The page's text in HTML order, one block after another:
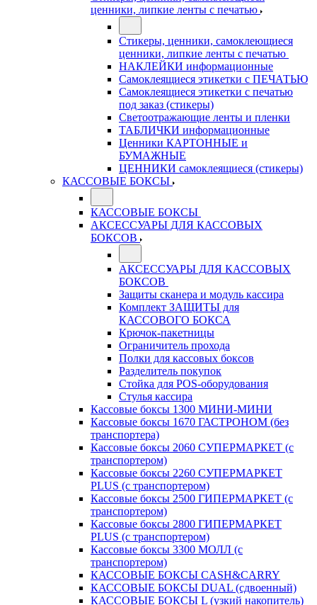
ценники, липкие ленты с печатью
Стикеры, ценники, самоклеющиеся
ценники, липкие ленты с печатью
НАКЛЕЙКИ информационные
Самоклеящиеся этикетки с ПЕЧАТЬЮ
Самоклеящиеся этикетки с печатью
под заказ (стикеры)
Светоотражающие ленты и пленки
ТАБЛИЧКИ информационные
Ценники КАРТОННЫЕ и
БУМАЖНЫЕ
ЦЕННИКИ самоклеящиеся (стикеры)
КАССОВЫЕ БОКСЫ
КАССОВЫЕ БОКСЫ
АКСЕССУАРЫ ДЛЯ КАССОВЫХ
БОКСОВ
АКСЕССУАРЫ ДЛЯ КАССОВЫХ
БОКСОВ
Защиты сканера и модуль кассира
Комплект ЗАЩИТЫ для
КАССОВОГО БОКСА
Крючок-пакетницы
Ограничитель прохода
Полки для кассовых боксов
Разделитель покупок
Стойка для POS-оборудования
Стулья кассира
Кассовые боксы 1300 МИНИ-МИНИ
Кассовые боксы 1670 ГАСТРОНОМ (без
транспортера)
Кассовые боксы 2060 СУПЕРМАРКЕТ (с
транспортером)
Кассовые боксы 2260 СУПЕРМАРКЕТ
PLUS (с транспортером)
Кассовые боксы 2500 ГИПЕРМАРКЕТ (с
транспортером)
Кассовые боксы 2800 ГИПЕРМАРКЕТ
PLUS (с транспортером)
Кассовые боксы 3300 МОЛЛ (с
транспортером)
КАССОВЫЕ БОКСЫ CASH&CARRY
КАССОВЫЕ БОКСЫ DUAL (сдвоенный)
КАССОВЫЕ БОКСЫ L (узкий накопитель)